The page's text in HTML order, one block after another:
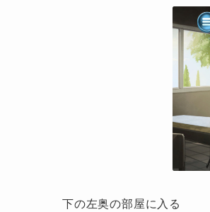
下の左奥の部屋に入る